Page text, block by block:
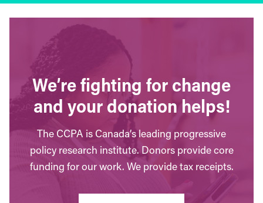
We’re fighting for change
and your donation helps!
The CCPA is Canada’s leading progressive
policy research institute. Donors provide core
funding for our work. We provide tax receipts.